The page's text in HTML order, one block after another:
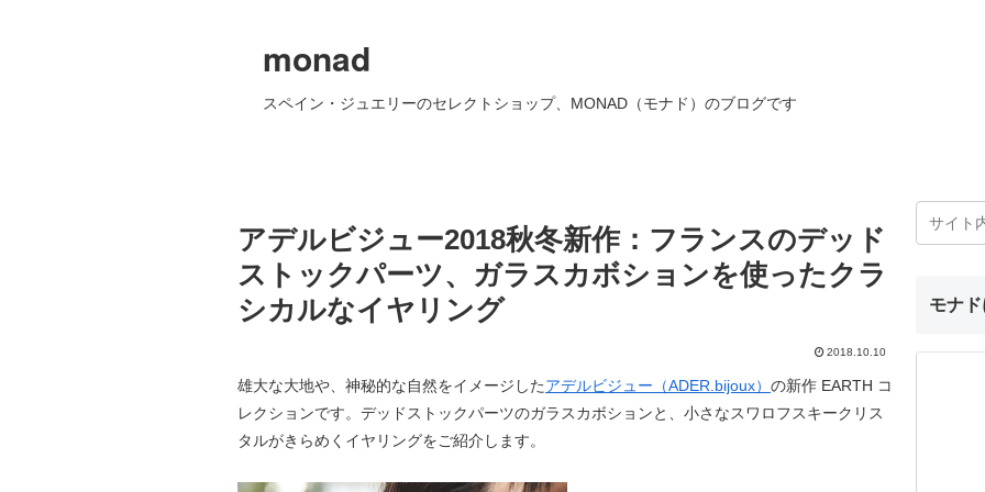
monad
スペイン・ジュエリーのセレクトショップ、MONAD（モナド）のブログです
アデルビジュー2018秋冬新作：フランスのデッド
ストックパーツ、ガラスカボションを使ったクラ
シカルなイヤリング
2018.10.10
雄大な大地や、神秘的な自然をイメージしたアデルビジュー（ADER.bijoux） の新作 EARTH コ
レクションです。デッドストックパーツのガラスカボションと、小さなスワロフスキークリス
タルがきらめくイヤリングをご紹介します。
モナ